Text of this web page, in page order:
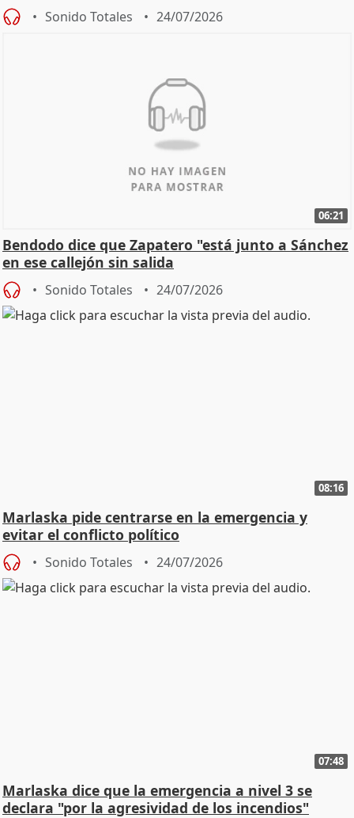
Sonido Totales 24/07/2026
06:21
Bendodo dice que Zapatero "está junto a Sánchez
en ese callejón sin salida
Sonido Totales 24/07/2026
08:16
Marlaska pide centrarse en la emergencia y
evitar el conflicto político
Sonido Totales 24/07/2026
07:48
Marlaska dice que la emergencia a nivel 3 se
declara "por la agresividad de los incendios"